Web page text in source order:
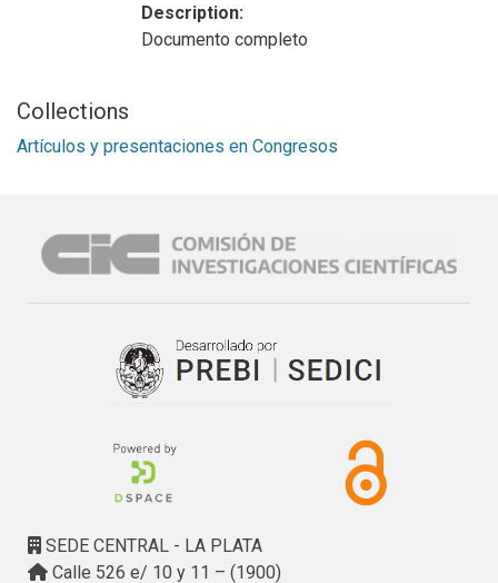
Description:
Documento completo
Collections
Artículos y presentaciones en Congresos
SEDE CENTRAL - LA PLATA
Calle 526 e/ 10 y 11 – (1900)